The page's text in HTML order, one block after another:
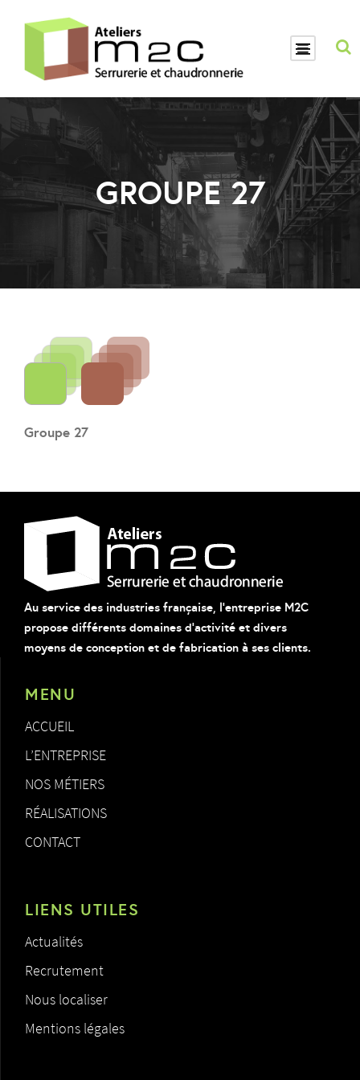
GROUPE 27
Groupe 27
Au service des industries française, l'entreprise M2C
propose différents domaines d'activité et divers
moyens de conception et de fabrication à ses clients.
MENU
ACCUEIL
L’ENTREPRISE
NOS MÉTIERS
RÉALISATIONS
CONTACT
LIENS UTILES
Actualités
Recrutement
Nous localiser
Mentions légales